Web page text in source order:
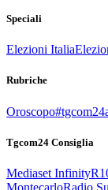
Speciali
Elezioni Italia
Rubriche
Oroscopo
Tgcom24 Consiglia
Mediaset Infinity
MontecarloRadio